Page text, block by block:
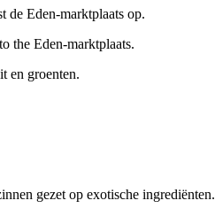
de Eden-marktplaats op.
the Eden-marktplaats.
en groenten.
gezet op exotische ingrediënten.